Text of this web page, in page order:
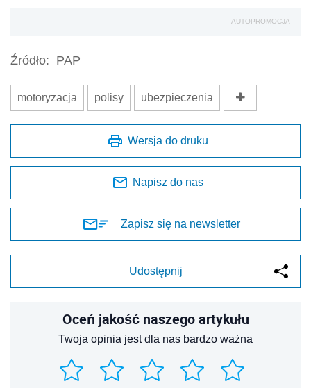
AUTOPROMOCJA
Źródło: PAP
motoryzacja polisy ubezpieczenia
Wersja do druku
Napisz do nas
Zapisz się na newsletter
Udostępnij
Oceń jakość naszego artykułu
Twoja opinia jest dla nas bardzo ważna